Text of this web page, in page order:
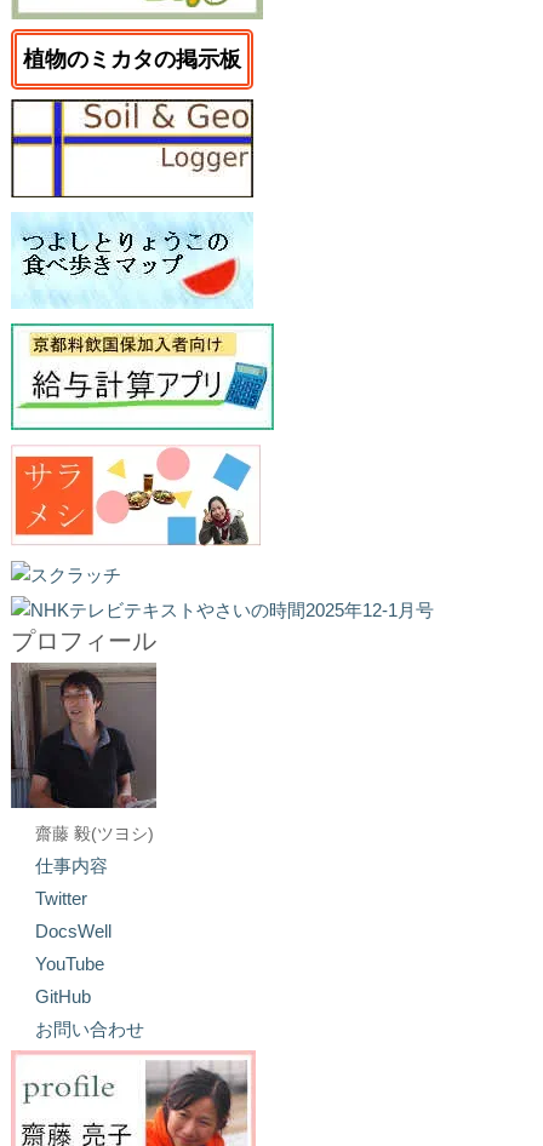
植物のミカタの掲示板
プロフィール
齋藤 毅(ツヨシ)
仕事内容
Twitter
DocsWell
YouTube
GitHub
お問い合わせ